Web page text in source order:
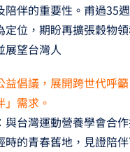
伴的重要性。甫過35
位，期盼再擴張穀物
展望台灣人
益倡議，展開跨世代呼
需求。
與台灣運動營養學會合
的青春舊地，見證陪